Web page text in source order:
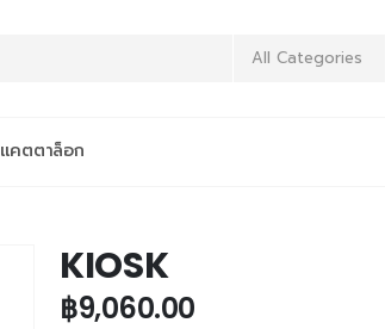
All Categories
แคตตาล็อก
KIOSK
฿9,060.00